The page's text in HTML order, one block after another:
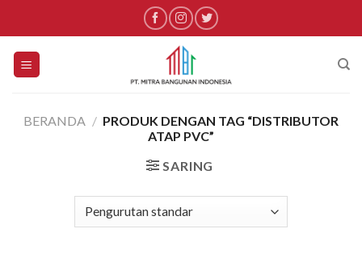
content
BERANDA / PRODUK DENGAN TAG “DISTRIBUTOR
ATAP PVC”
SARING